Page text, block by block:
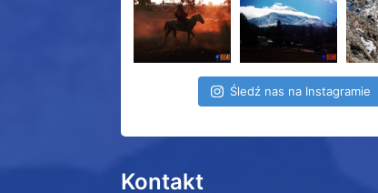
Śledź nas na Instagramie
Kontakt